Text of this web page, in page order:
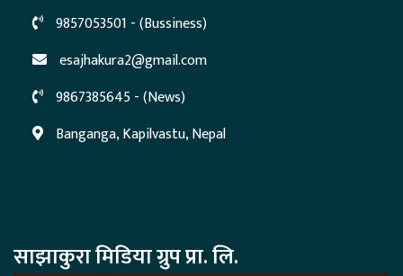
9857053501 - (Bussiness)
esajhakura2@gmail.com
9867385645 - (News)
Banganga, Kapilvastu, Nepal
साझाकुरा मिडिया ग्रुप प्रा. लि.